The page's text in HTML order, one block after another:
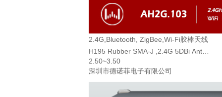
2.4G,Bluetooth, ZigBee,Wi-Fi胶棒天线
H195 Rubber SMA-J ,2.4G 5DBi Ante
nna
2.50~3.50
深圳市德诺菲电子有限公司